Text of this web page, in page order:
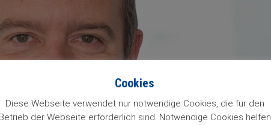
Cookies
Diese Webseite verwendet nur notwendige Cookies, die für den
der Webseite erforderlich sind. Notwendige Cookies helfen